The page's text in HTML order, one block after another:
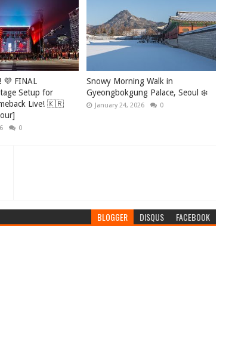
💜 FINAL
Setup for
Live! 🇰🇷
0
Snowy Morning Walk in
Gyeongbokgung Palace, Seoul ❄️
January 24, 2026 0
BLOGGER DISQUS FACEBOOK